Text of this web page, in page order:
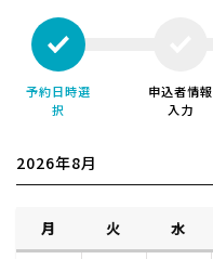
予約日時選
択
申込者情報
入力
2026年8月
月 火 水